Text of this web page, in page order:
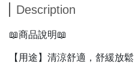
Description
📖商品說明📖
【用途】清涼舒適，舒緩放鬆